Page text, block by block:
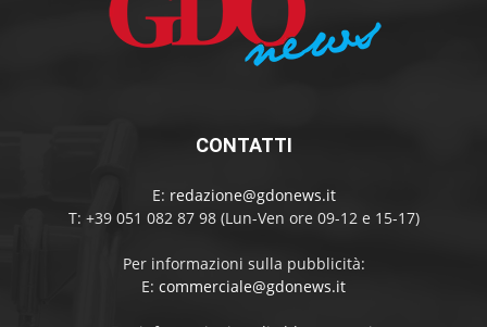
CONTATTI
E: redazione@gdonews.it
T: +39 051 082 87 98 (Lun-Ven ore 09-12 e 15-17)
Per informazioni sulla pubblicità:
E: commerciale@gdonews.it